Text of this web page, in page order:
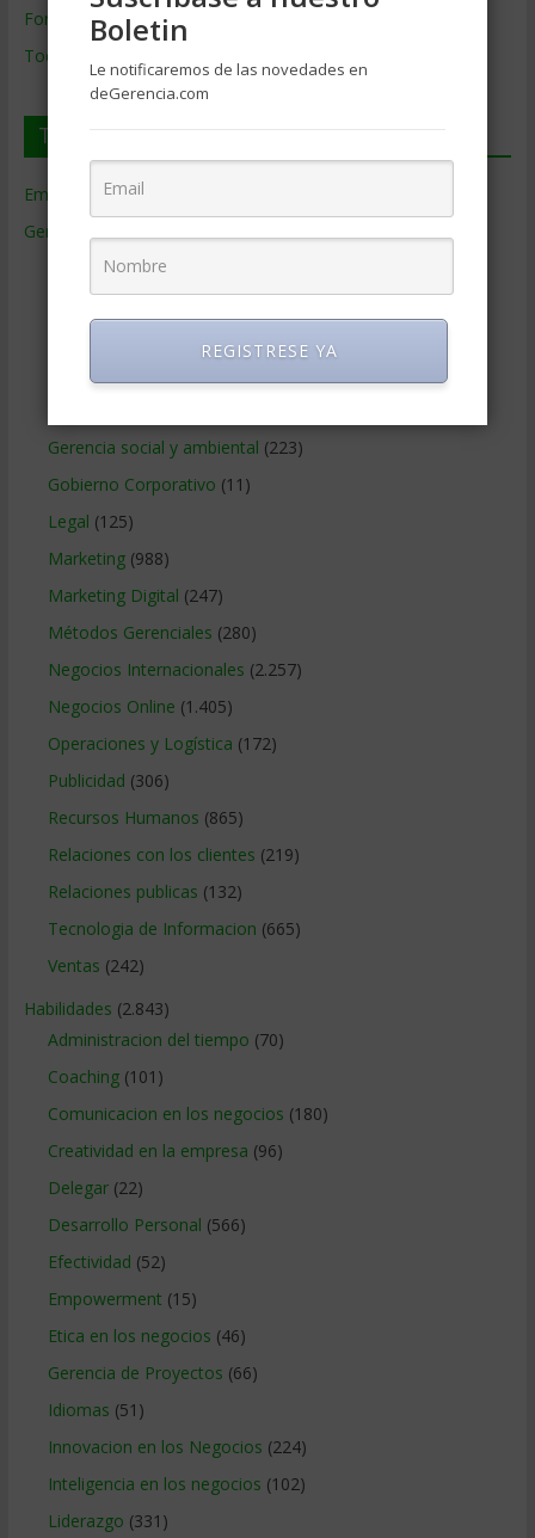
Formación de Gerencia
Todos los Temas
Temas de Gerencia
Empresas de Gerencia
Gerencia
Ciencias Económicas
Contabilidad(466)
Estrategia Empresarial
Gerencia social y ambiental (223)
Gobierno Corporativo (11)
Legal (125)
Marketing(988)
Marketing Digital (247)
Métodos Gerenciales (280)
Negocios Internacionales (2.257)
Negocios Online (1.405)
Operaciones y Logística (172)
Publicidad (306)
Recursos Humanos (865)
Relaciones con los clientes (219)
Relaciones publicas (132)
Tecnologia de Informacion (665)
Ventas (242)
Habilidades (2.843)
Administracion del tiempo (70)
Coaching(101)
Comunicacion en los negocios (180)
Creatividad en la empresa (96)
Delegar(22)
Desarrollo Personal (566)
Efectividad (52)
Empowerment (15)
Etica en los negocios (46)
Gerencia de Proyectos (66)
Idiomas (51)
Innovacion en los Negocios (224)
Inteligencia en los negocios (102)
Liderazgo (331)
Boletin
Le notificaremos de las novedades en
deGerencia.com
REGISTRESE YA